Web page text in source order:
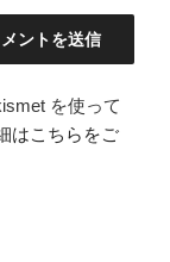
を使って
はこちらをご